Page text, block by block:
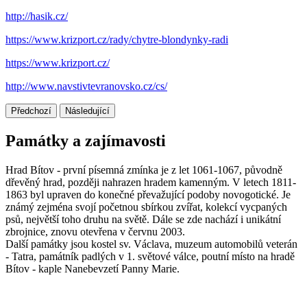
http://hasik.cz/
https://www.krizport.cz/rady/chytre-blondynky-radi
https://www.krizport.cz/
http://www.navstivtevranovsko.cz/cs/
Předchozí Následující
Památky a zajímavosti
Hrad Bítov - první písemná zmínka je z let 1061-1067, původně
dřevěný hrad, později nahrazen hradem kamenným. V letech 1811-
1863 byl upraven do konečné převažující podoby novogotické. Je
známý zejména svojí početnou sbírkou zvířat, kolekcí vycpaných
psů, největší toho druhu na světě. Dále se zde nachází i unikátní
zbrojnice, znovu otevřena v červnu 2003.
Další památky jsou kostel sv. Václava, muzeum automobilů veterán
- Tatra, památník padlých v 1. světové válce, poutní místo na hradě
Bítov - kaple Nanebevzetí Panny Marie.